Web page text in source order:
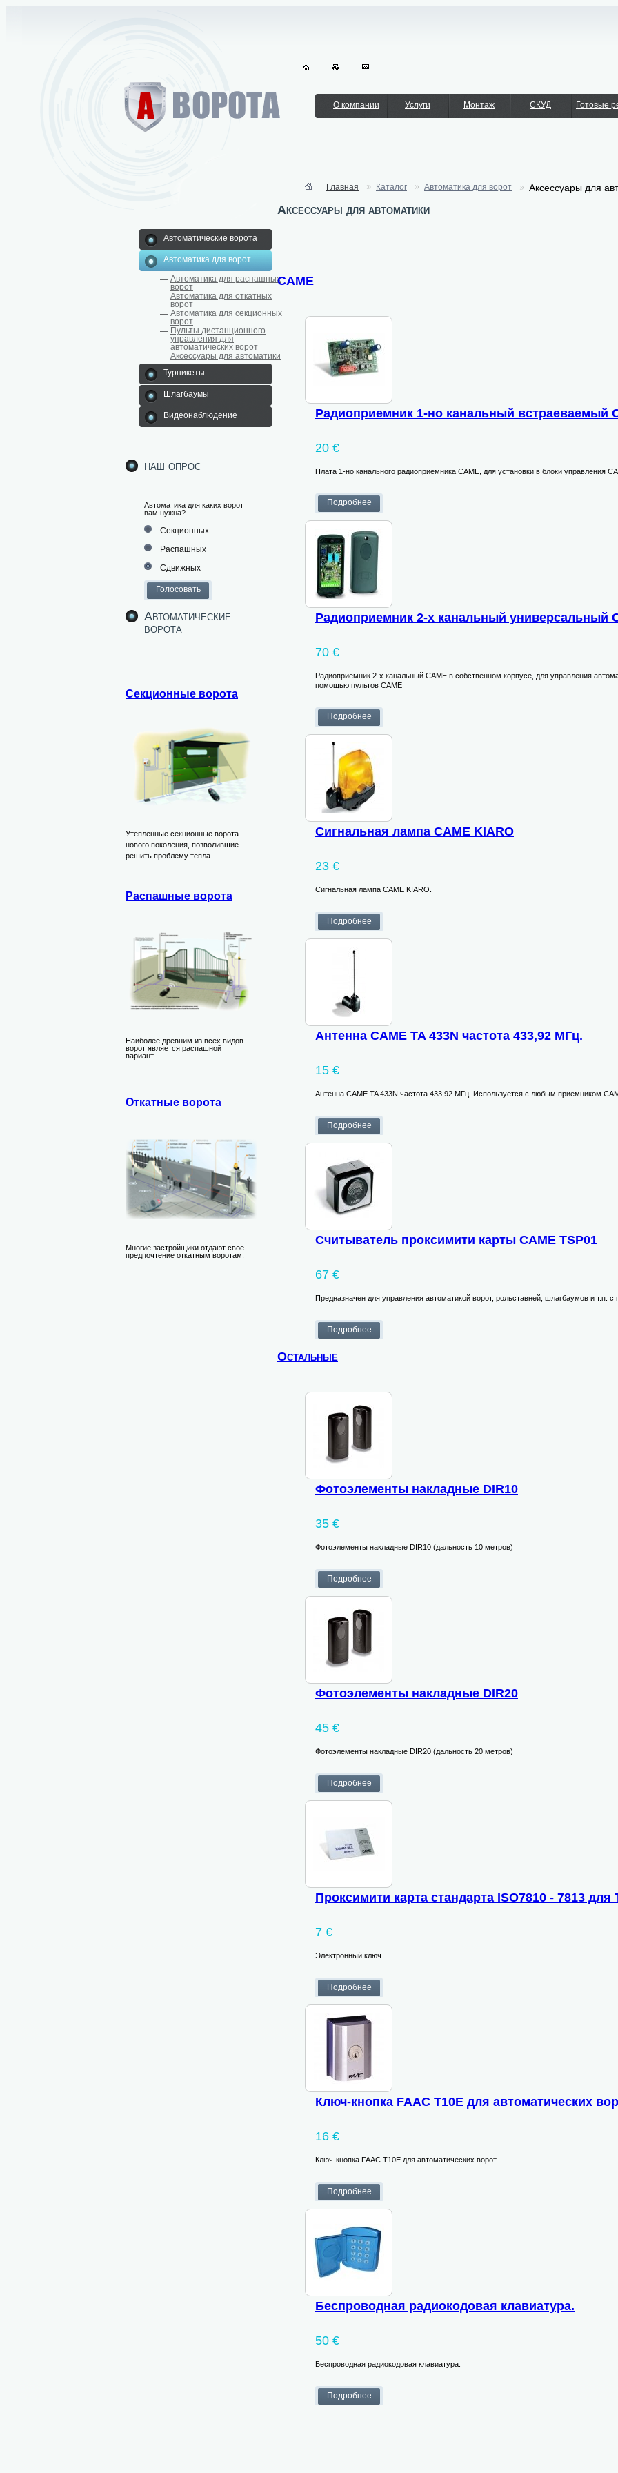
О компании Услуги Монтаж СКУД Готовые
Автоматические ворота
Автоматика для ворот
Автоматика для распашных
ворот
Автоматика для откатных
ворот
Автоматика для секционных
ворот
Пульты дистанционного
управления для
автоматических ворот
Аксессуары для автоматики
Турникеты
Шлагбаумы
Видеонаблюдение
наш опрос
Автоматика для каких ворот
вам нужна?
Секционных
Распашных
Сдвижных
Автоматические
ворота
Секционные ворота
Утепленные секционные ворота
нового поколения, позволившие
решить проблему тепла.
Распашные ворота
Наиболее древним из всех видов
ворот является распашной
вариант.
Откатные ворота
Многие застройщики отдают свое
предпочтение откатным воротам.
Главная Каталог Автоматика для ворот Аксессуары для
Аксессуары для автоматики
CAME
Радиоприемник 1-но канальный встраеваемый
20 €
Плата 1-но канального радиоприемника CAME, для установки в блоки управления
Радиоприемник 2-х канальный универсальный
70 €
Радиоприемник 2-х канальный CAME в собственном корпусе, для управления
помощью пультов CAME
Сигнальная лампа CAME KIARO
23 €
Сигнальная лампа CAME KIARO.
Антенна CAME TA 433N частота 433,92 МГц.
15 €
Антенна CAME TA 433N частота 433,92 МГц. Используется с любым приемником
Считыватель проксимити карты CAME TSP01
67 €
Предназначен для управления автоматикой ворот, рольставней, шлагбаумов и т.п.
Остальные
Фотоэлементы накладные DIR10
35 €
Фотоэлементы накладные DIR10 (дальность 10 метров)
Фотоэлементы накладные DIR20
45 €
Фотоэлементы накладные DIR20 (дальность 20 метров)
Проксимити карта стандарта ISO7810 - 7813 для
7 €
Электронный ключ .
Ключ-кнопка FAAC T10E для автоматических
16 €
Ключ-кнопка FAAC T10E для автоматических ворот
Беспроводная радиокодовая клавиатура.
50 €
Беспроводная радиокодовая клавиатура.